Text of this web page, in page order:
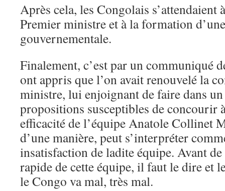
Après cela, les Congolais s’attendaient
Premier ministre et à la formation
gouvernementale.
Finalement, c’est par un communiqué
ont appris que l’on avait renouvelé la
ministre, lui enjoignant de faire dans
propositions susceptibles de concourir
efficacité de l’équipe Anatole Collinet
d’une manière, peut s’interpréter
insatisfaction de ladite équipe. Avant
rapide de cette équipe, il faut le dire et
le Congo va mal, très mal.